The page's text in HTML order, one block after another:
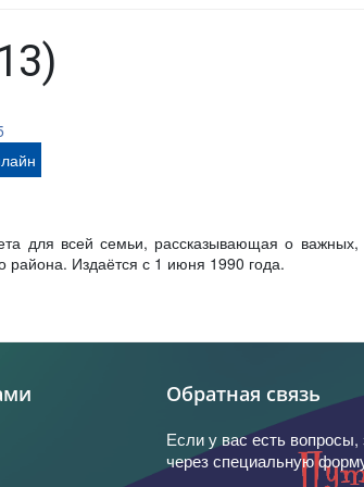
для всей семьи, рассказывающая о
района. Издаётся с 1 июня 1990 года.
Обратная связь
Если у вас есть вопросы,
через специальную